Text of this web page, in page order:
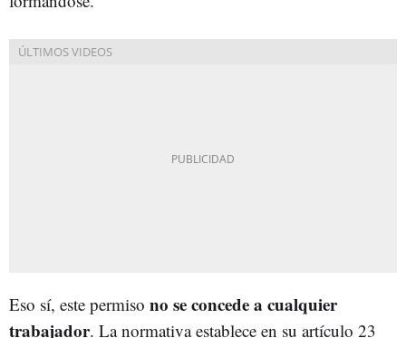
Eso sí, este permiso no se concede a cualquier
trabajador. La normativa establece en su artículo 23